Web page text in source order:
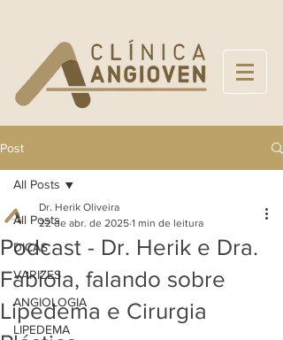
Post
All Posts
DICAS
VARIZES
ANGIOLOGIA
LIPEDEMA
All Posts
Podcast - Dr. Herik e Dra.
Fabíola, falando sobre
Lipedema e Cirurgia
Dr. Herik Oliveira
22 de abr. de 2025 1 min de leitura